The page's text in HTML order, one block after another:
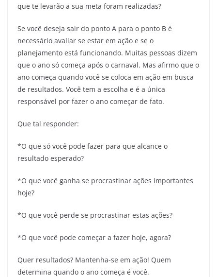
que te levarão a sua meta foram realizadas?
Se você deseja sair do ponto A para o ponto B é
necessário avaliar se estar em ação e se o
planejamento está funcionando. Muitas pessoas dizem
que o ano só começa após o carnaval. Mas afirmo que o
ano começa quando você se coloca em ação em busca
de resultados. Você tem a escolha e é a única
responsável por fazer o ano começar de fato.
Que tal responder:
*O que só você pode fazer para que alcance o
resultado esperado?
*O que você ganha se procrastinar ações importantes
hoje?
*O que você perde se procrastinar estas ações?
*O que você pode começar a fazer hoje, agora?
Quer resultados? Mantenha-se em ação! Quem
determina quando o ano começa é você.